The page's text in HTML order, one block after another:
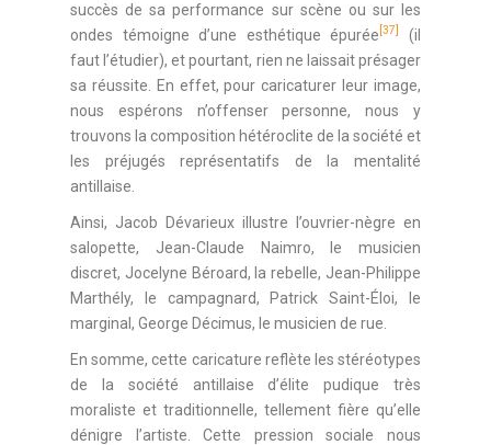
succès de sa performance sur scène ou sur les
ondes témoigne d’une esthétique épurée [37]
(il
faut l’étudier), et pourtant, rien ne laissait présager
sa réussite. En effet, pour caricaturer leur image,
nous espérons n’offenser personne, nous y
trouvons la composition hétéroclite de la société et
les préjugés représentatifs de la mentalité
antillaise.
Ainsi, Jacob Dévarieux illustre l’ouvrier-nègre en
salopette, Jean-Claude Naimro, le musicien
discret, Jocelyne Béroard, la rebelle, Jean-Philippe
Marthély, le campagnard, Patrick Saint-Éloi, le
marginal, George Décimus, le musicien de rue.
En somme, cette caricature reflète les stéréotypes
de la société antillaise d’élite pudique très
moraliste et traditionnelle, tellement fière qu’elle
dénigre l’artiste. Cette pression sociale nous